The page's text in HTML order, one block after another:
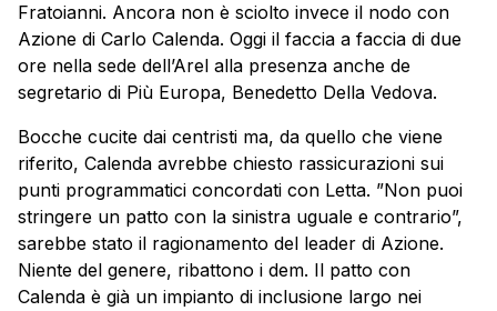
Fratoianni. Ancora non è sciolto invece il nodo con
Azione di Carlo Calenda. Oggi il faccia a faccia di due
ore nella sede dell’Arel alla presenza anche de
segretario di Più Europa, Benedetto Della Vedova.
Bocche cucite dai centristi ma, da quello che viene
riferito, Calenda avrebbe chiesto rassicurazioni sui
punti programmatici concordati con Letta. ”Non puoi
stringere un patto con la sinistra uguale e contrario”,
sarebbe stato il ragionamento del leader di Azione.
Niente del genere, ribattono i dem. Il patto con
Calenda è già un impianto di inclusione largo nei